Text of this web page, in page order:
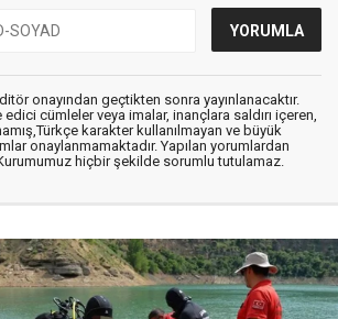
onayından geçtikten sonra yayınlanacaktır.
cümleler veya imalar, inançlara saldırı içeren,
karakter kullanılmayan ve büyük
onaylanmamaktadır. Yapılan yorumlardan
hiçbir şekilde sorumlu tutulamaz.